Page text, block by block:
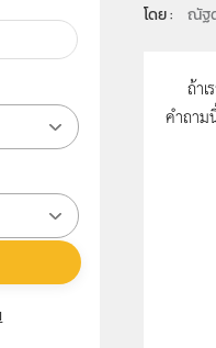
โดย : ณัฐ
ถ้าเ
คำถาม